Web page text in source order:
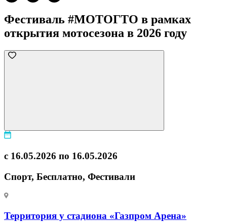
Фестиваль #МОТОГТО в рамках
открытия мотосезона в 2026 году
с 16.05.2026 по 16.05.2026
Спорт, Бесплатно, Фестивали
Территория у стадиона «Газпром Арена»